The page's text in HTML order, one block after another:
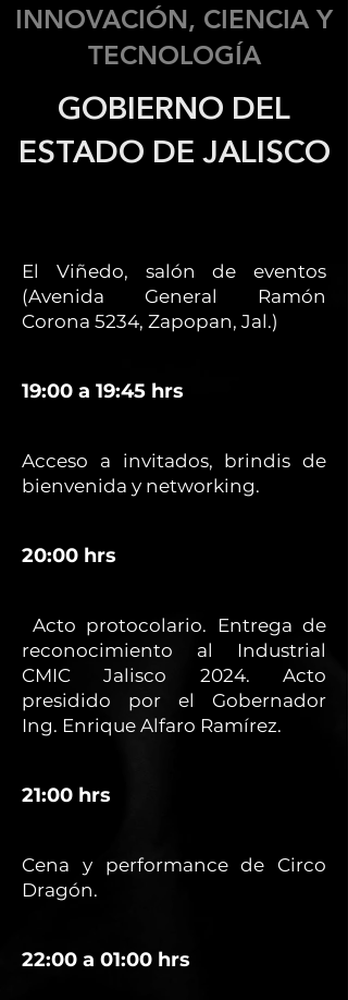
INNOVACIÓN, CIENCIA Y
TECNOLOGÍA
GOBIERNO DEL
ESTADO DE JALISCO
El Viñedo, salón de eventos
(Avenida General Ramón
Corona 5234, Zapopan, Jal.)
19:00 a 19:45 hrs
Acceso a invitados, brindis de
bienvenida y networking.
20:00 hrs
Acto protocolario. Entrega de
reconocimiento al Industrial
CMIC Jalisco 2024. Acto
presidido por el Gobernador
Ing. Enrique Alfaro Ramírez.
21:00 hrs
Cena y performance de Circo
Dragón.
22:00 a 01:00 hrs